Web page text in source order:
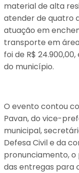
material de alta
atender de quatro
atuação em
transporte em
foi de R$
do município.
O evento contou
Pavan, do vice-
municipal,
Defesa Civil e da
pronunciamento,
das entregas para